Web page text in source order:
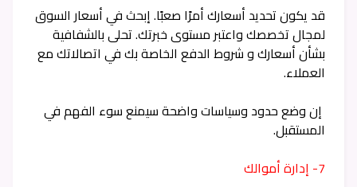
قد يكون تحديد أسعارك أمرًا صعبًا. إبحث في أسعار السوق
لمجال تخصصك واعتبر مستوى خبرتك. تحلى بالشفافية
بشأن أسعارك و شروط الدفع الخاصة بك في اتصالاتك مع
العملاء.
إن وضع حدود وسياسات واضحة سيمنع سوء الفهم في
المستقبل.
7- إدارة أموالك